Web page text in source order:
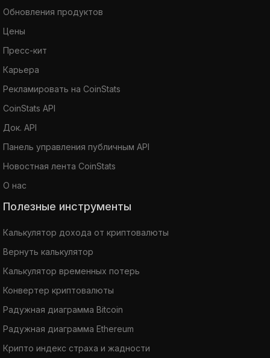
Обновления продуктов
Цены
Пресс-кит
Карьера
Рекламировать на CoinStats
CoinStats API
Док. API
Панель управления публичным API
Новостная лента CoinStats
О нас
Полезные инструменты
Калькулятор дохода от криптовалюты
Вернуть калькулятор
Калькулятор временных потерь
Конвертер криптовалюты
Радужная диаграмма Bitcoin
Радужная диаграмма Ethereum
Крипто индекс страха и жадности